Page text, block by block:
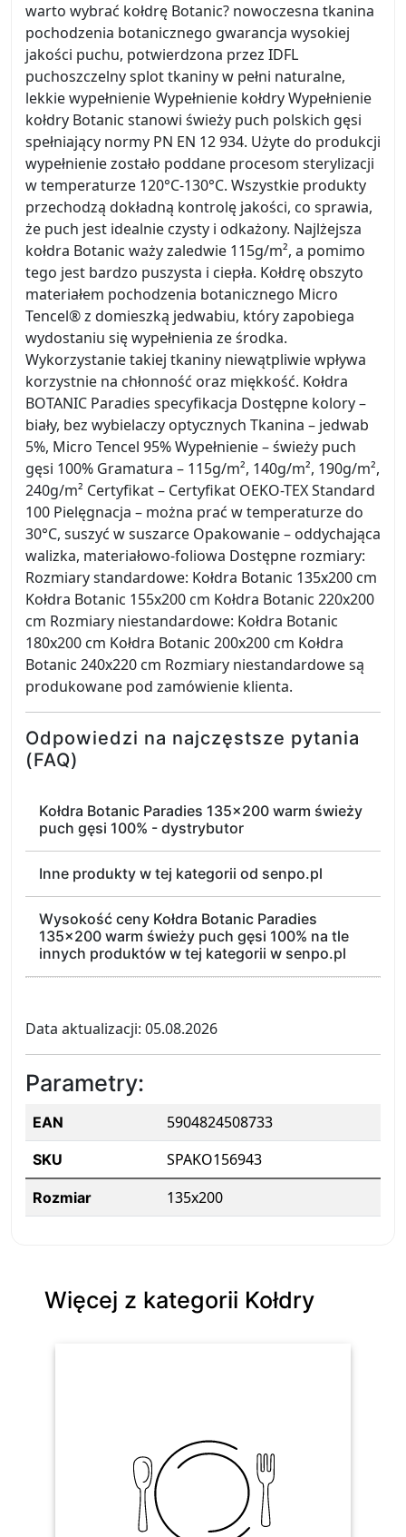
warto wybrać kołdrę Botanic? nowoczesna tkanina
pochodzenia botanicznego gwarancja wysokiej
jakości puchu, potwierdzona przez IDFL
puchoszczelny splot tkaniny w pełni naturalne,
lekkie wypełnienie Wypełnienie kołdry Wypełnienie
kołdry Botanic stanowi świeży puch polskich gęsi
spełniający normy PN EN 12 934. Użyte do produkcji
wypełnienie zostało poddane procesom sterylizacji
w temperaturze 120°C-130°C. Wszystkie produkty
przechodzą dokładną kontrolę jakości, co sprawia,
że puch jest idealnie czysty i odkażony. Najlżejsza
kołdra Botanic waży zaledwie 115g/m², a pomimo
tego jest bardzo puszysta i ciepła. Kołdrę obszyto
materiałem pochodzenia botanicznego Micro
Tencel® z domieszką jedwabiu, który zapobiega
wydostaniu się wypełnienia ze środka.
Wykorzystanie takiej tkaniny niewątpliwie wpływa
korzystnie na chłonność oraz miękkość. Kołdra
BOTANIC Paradies specyfikacja Dostępne kolory –
biały, bez wybielaczy optycznych Tkanina – jedwab
5%, Micro Tencel 95% Wypełnienie – świeży puch
gęsi 100% Gramatura – 115g/m², 140g/m², 190g/m²,
240g/m² Certyfikat – Certyfikat OEKO-TEX Standard
100 Pielęgnacja – można prać w temperaturze do
30°C, suszyć w suszarce Opakowanie – oddychająca
walizka, materiałowo-foliowa Dostępne rozmiary:
Rozmiary standardowe: Kołdra Botanic 135x200 cm
Kołdra Botanic 155x200 cm Kołdra Botanic 220x200
cm Rozmiary niestandardowe: Kołdra Botanic
180x200 cm Kołdra Botanic 200x200 cm Kołdra
Botanic 240x220 cm Rozmiary niestandardowe są
produkowane pod zamówienie klienta.
Odpowiedzi na najczęstsze pytania
(FAQ)
Kołdra Botanic Paradies 135x200 warm świeży
puch gęsi 100% - dystrybutor
Inne produkty w tej kategorii od senpo.pl
Wysokość ceny Kołdra Botanic Paradies
135x200 warm świeży puch gęsi 100% na tle
innych produktów w tej kategorii w senpo.pl
Data aktualizacji: 05.08.2026
Parametry:
EAN 5904824508733
SKU SPAKO156943
Rozmiar 135x200
Więcej z kategorii Kołdry